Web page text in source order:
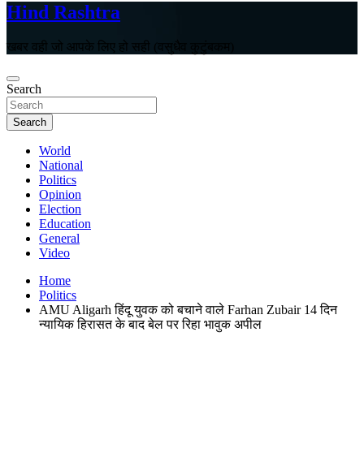
Hind Rashtra
खबर वही जो आपके लिए हो सही (वसुधैव कुटुंबकम)
Search
Search
World
National
Politics
Opinion
Election
Education
General
Video
Home
Politics
AMU Aligarh हिंदू युवक को बचाने वाले Farhan Zubair 14 दिन
न्यायिक हिरासत के बाद बेल पर रिहा भावुक अपील